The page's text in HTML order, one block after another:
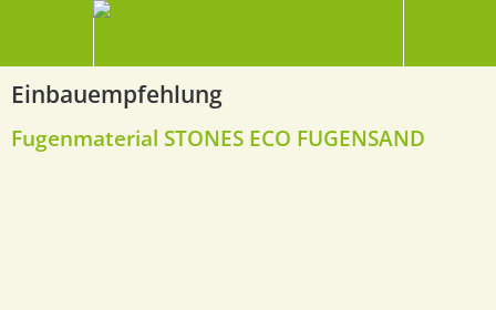
Einbauempfehlung
Fugenmaterial STONES ECO FUGENSAND